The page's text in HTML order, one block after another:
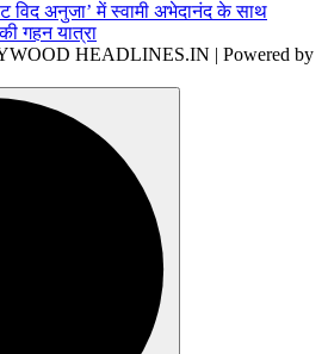
HEADLINES.IN | Powered by